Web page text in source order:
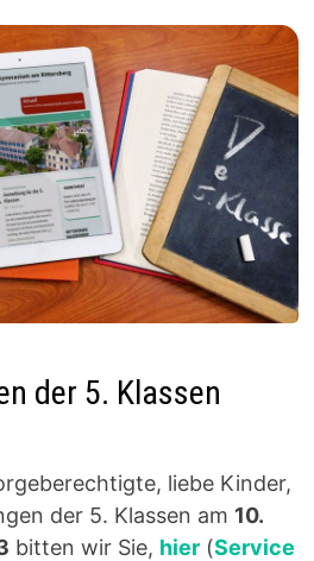
der 5. Klassen
liebe Kinder,
der 5. Klassen am 10.
bitten wir Sie, hier (Service